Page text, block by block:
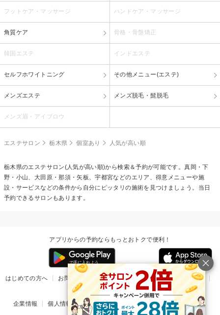
フットケア・マッサージ ハンドケア・マッサージ
角質ケア 骨格・骨盤矯正
韓国エステ インドエステ
セルフホワイトニング その他メニュー(エステ)
メンズエステ メンズ脱毛・髭脱毛
メンズ眉・アイブロウ
エステサロン 栃木県 個室あり 人気が高い順
栃木県のエステサロン(人気が高い順)から検索＆予約が可能です。真岡・下
野・小山、大田原・那須・矢板、宇都宮などのエリア、得意メニューや施
設・サービスなどの条件から自分にピッタリの施術を見つけましょう。当日
予約できるサロンもあります。
アプリからの予約ならもっとおトクで便利！
はじめての方へ お問い合わせ ヘルプ リリース情報
利用規約
掲載ご希望のサロン様
企業情報 個人情報保護方針 楽天のサービス一覧 アプリ一覧